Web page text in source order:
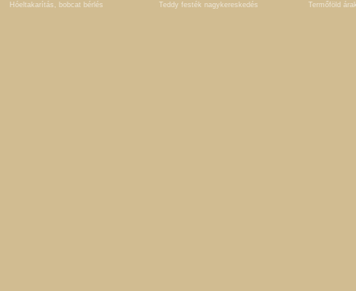
Hóeltakarítás, bobcat bérlés
Teddy festék nagykereskedés Termőföld